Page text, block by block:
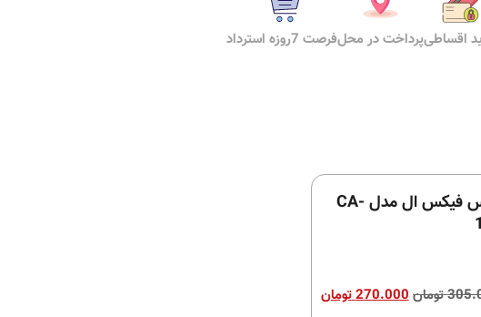
اقساطیپرداخت در محلفرصت 7روزه استرداد
کم باکس فیکس ال مدل CA-
تومان270.000تومان